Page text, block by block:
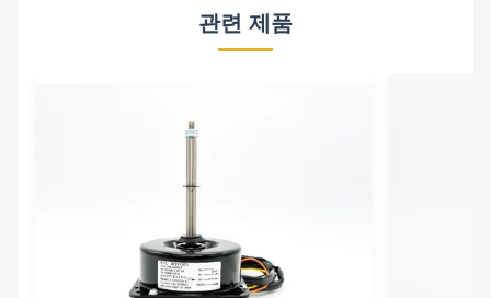
관련 제품